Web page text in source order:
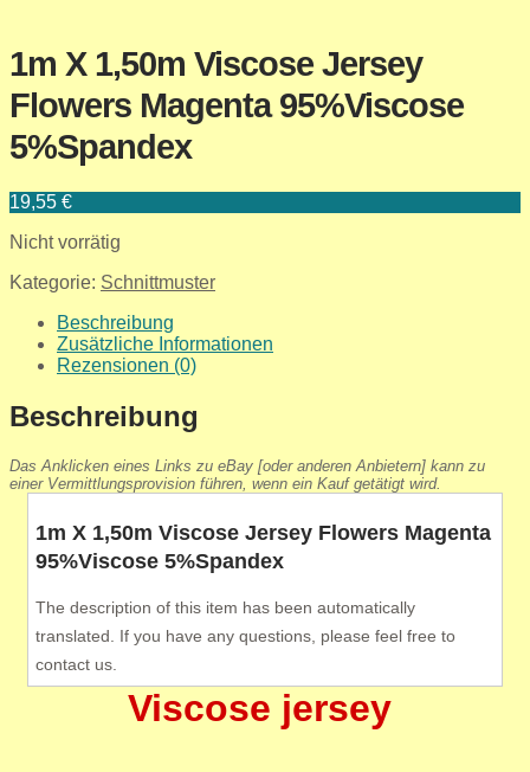
1m X 1,50m Viscose Jersey
Flowers Magenta 95%Viscose
5%Spandex
19,55 €
Nicht vorrätig
Kategorie: Schnittmuster
Beschreibung
Zusätzliche Informationen
Rezensionen (0)
Beschreibung
Das Anklicken eines Links zu eBay [oder anderen Anbietern] kann zu
einer Vermittlungsprovision führen, wenn ein Kauf getätigt wird.
1m X 1,50m Viscose Jersey Flowers Magenta
95%Viscose 5%Spandex
The description of this item has been automatically
translated. If you have any questions, please feel free to
contact us.
Viscose jersey